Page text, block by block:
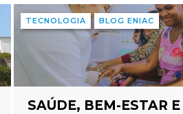
TECNOLOGIA BLOG ENIAC
SAÚDE, BEM-ESTAR E